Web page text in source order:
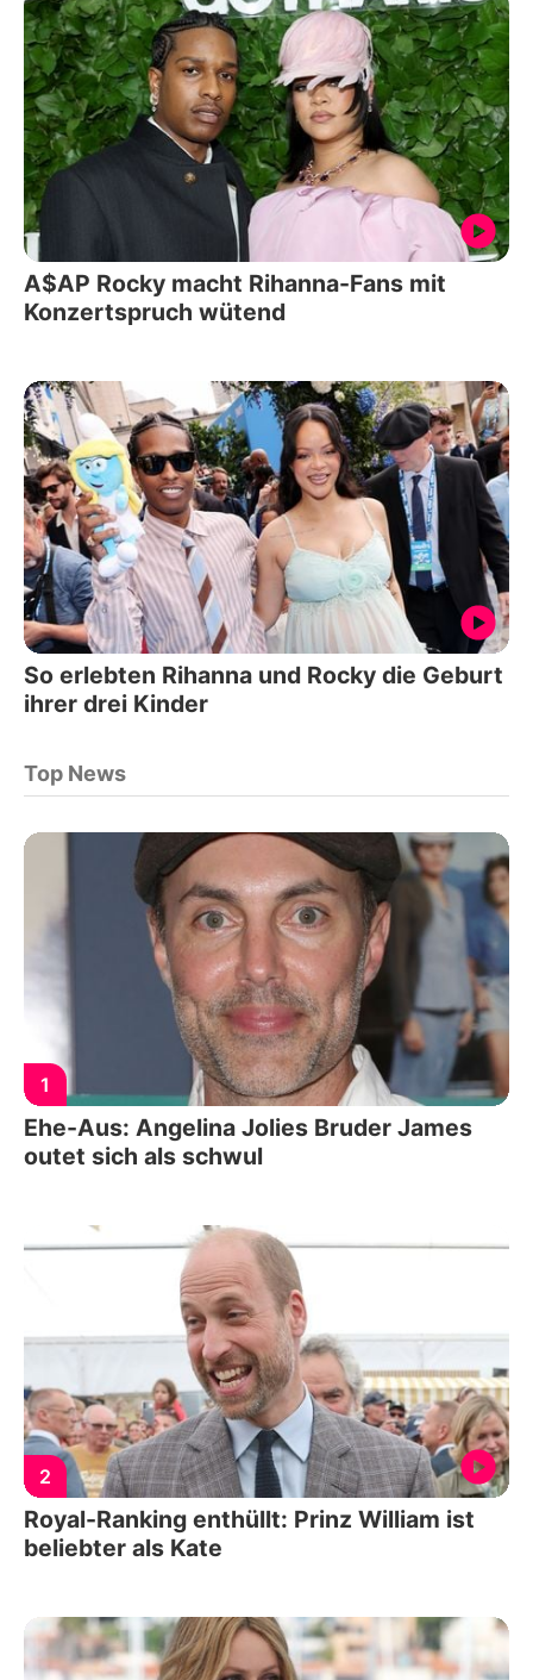
A$AP Rocky macht Rihanna-Fans mit
Konzertspruch wütend
So erlebten Rihanna und Rocky die Geburt
ihrer drei Kinder
Top News
1
Ehe-Aus: Angelina Jolies Bruder James
outet sich als schwul
2
Royal-Ranking enthüllt: Prinz William ist
beliebter als Kate